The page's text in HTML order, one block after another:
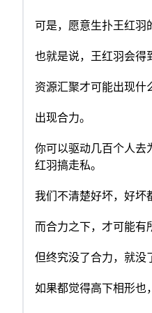
可是，愿意生扑王红羽
也就是说，王红羽会得
资源汇聚才可能出现什
出现合力。
你可以驱动几百个人去
红羽搞走私。
我们不清楚好坏，好坏
而合力之下，才可能有
但终究没了合力，就没
如果都觉得高下相形也